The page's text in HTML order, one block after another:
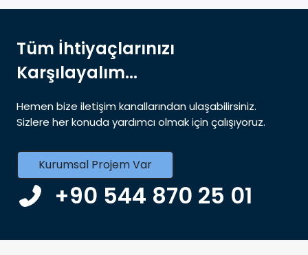
Tüm İhtiyaçlarınızı
Karşılayalım...
Hemen bize iletişim kanallarından ulaşabilirsiniz.
Sizlere her konuda yardımcı olmak için çalışıyoruz.
Kurumsal Projem Var
+90 544 870 25 01